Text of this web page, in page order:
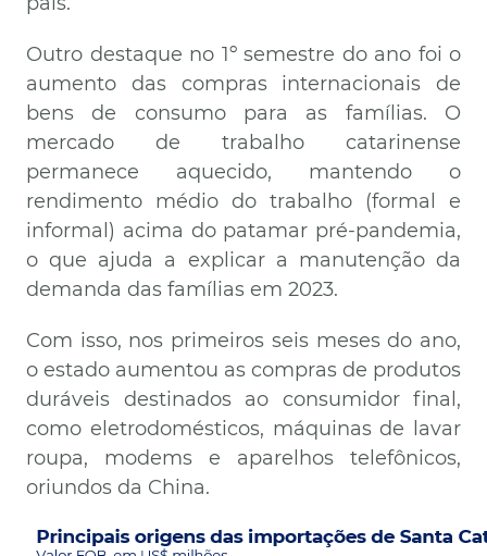
Outro destaque no 1º semestre do ano foi o
aumento das compras internacionais de
bens de consumo para as famílias. O
mercado de trabalho catarinense
permanece aquecido, mantendo o
rendimento médio do trabalho (formal e
informal) acima do patamar pré-pandemia,
o que ajuda a explicar a manutenção da
demanda das famílias em 2023.
Com isso, nos primeiros seis meses do ano,
o estado aumentou as compras de produtos
duráveis destinados ao consumidor final,
como eletrodomésticos, máquinas de lavar
roupa, modems e aparelhos telefônicos,
oriundos da China.